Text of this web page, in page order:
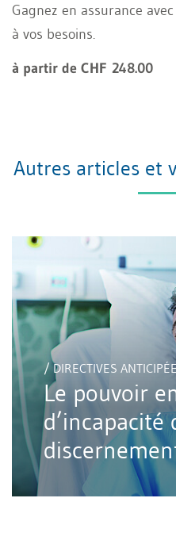
Gagnez en assurance
à vos besoins.
à partir de CHF 248.00
Autres articles et
/ DIRECTIVES
Le pouvoir
d’incapacité